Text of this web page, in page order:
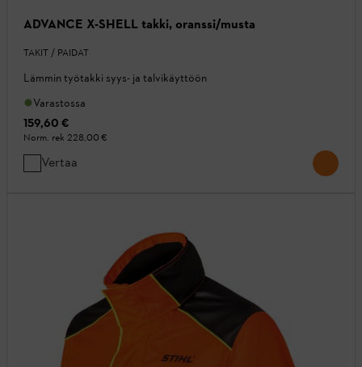
ADVANCE X-SHELL takki, oranssi/musta
TAKIT / PAIDAT
Lämmin työtakki syys- ja talvikäyttöön
Varastossa
159,60 €
Norm. rek 228,00 €
Vertaa